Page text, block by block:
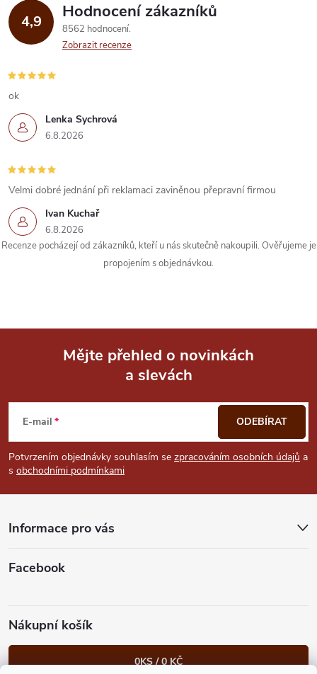
d
a
c
í
p
r
v
k
y
p
4,9 Hodnocení zákazníků
8562 hodnocení
Zobrazit recenze
Lenka Sychrová
6.8.2026
ok
Ivan Kuchař
6.8.2026
Velmi dobré jednání při reklamaci zaviněnou přepravní firmou
Recenze pocházejí od zákazníků, kteří u nás skutečně nakoupili. Ověřujeme je
propojením s objednávkou.
p
a
Mějte přehled o novinkách
a slevách
E-mail
Potvrzením objednávky souhlasím se zpracováním osobních údajů a
s obchodními podmínkami
ODEBÍRAT
Informace pro vás
Facebook
Nákupní košík
0KS /0 KČ